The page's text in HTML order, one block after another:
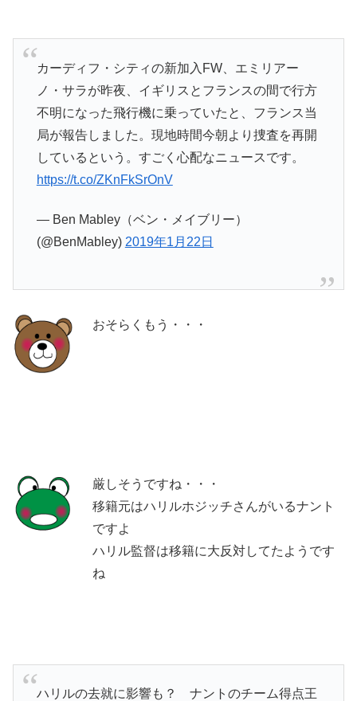
カーディフ・シティの新加入FW、エミリアー
ノ・サラが昨夜、イギリスとフランスの間で行方
不明になった飛行機に乗っていたと、フランス当
局が報告しました。現地時間今朝より捜査を再開
しているという。すごく心配なニュースです。
https://t.co/ZKnFkSrOnV
— Ben Mabley（ベン・メイブリー）
(@BenMabley) 2019年1月22日
おそらくもう・・・
厳しそうですね・・・
移籍元はハリルホジッチさんがいるナント
ですよ
ハリル監督は移籍に大反対してたようです
ね
ハリルの去就に影響も？ ナントのチーム得点王